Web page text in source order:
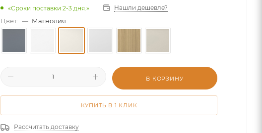
«Сроки поставки 2-3 дня.» Нашли дешевле?
Цвет: — Магнолия
В КОРЗИНУ
КУПИТЬ В 1 КЛИК
Рассчитать доставку